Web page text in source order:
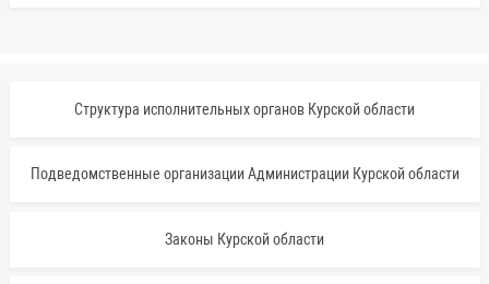
Структура исполнительных органов Курской области
Подведомственные организации Администрации Курской области
Законы Курской области